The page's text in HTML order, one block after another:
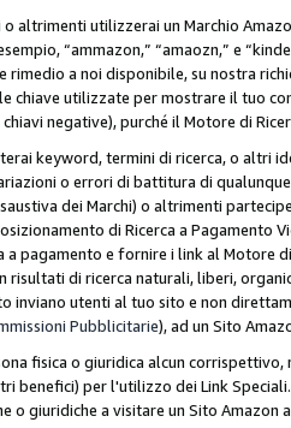
o altrimenti utilizzerai un Marchio
“ammazon,” “amaozn,” e
a noi disponibile, su nostra
chiave utilizzate per mostrare il tuo
negative), purché il Motore di
keyword, termini di ricerca, o altri
o errori di battitura di
dei Marchi) o altrimenti
di Ricerca a Pagamento
pagamento e fornire i link al Motore
risultati di ricerca naturali, liberi,
inviano utenti al tuo sito e non
Pubblicitarie), ad un Sito
fisica o giuridica alcun
benefici) per l'utilizzo dei Link
o giuridiche a visitare un Sito